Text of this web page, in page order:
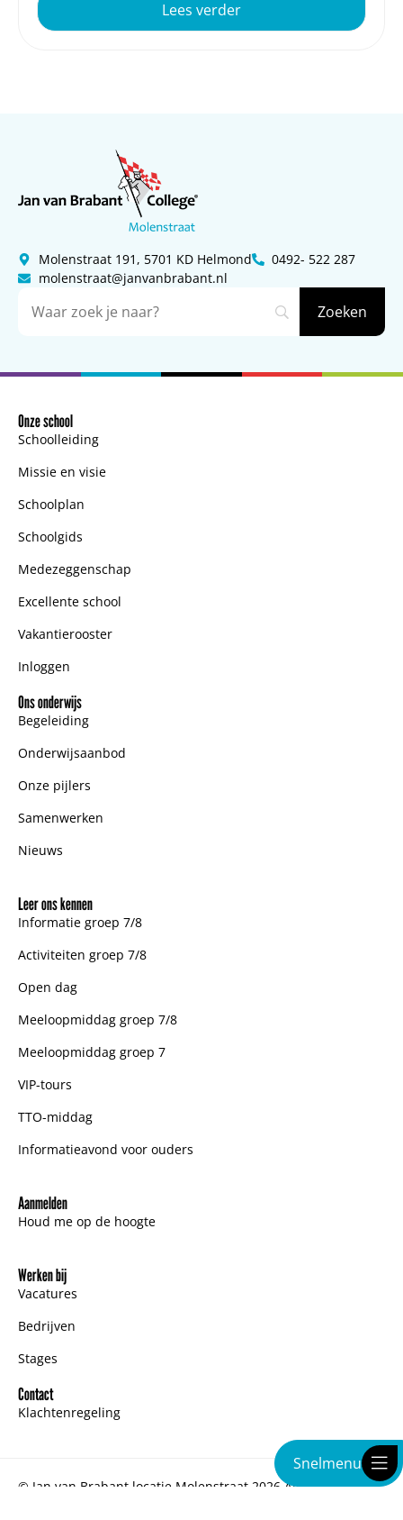
Lees verder
Molenstraat 191, 5701 KD Helmond
0492- 522 287
molenstraat@janvanbrabant.nl
Onze school
Schoolleiding
Missie en visie
Schoolplan
Schoolgids
Medezeggenschap
Excellente school
Vakantierooster
Inloggen
Ons onderwijs
Begeleiding
Onderwijsaanbod
Onze pijlers
Samenwerken
Nieuws
Leer ons kennen
Informatie groep 7/8
Activiteiten groep 7/8
Open dag
Meeloopmiddag groep 7/8
Meeloopmiddag groep 7
VIP-tours
TTO-middag
Informatieavond voor ouders
Aanmelden
Houd me op de hoogte
Werken bij
Vacatures
Bedrijven
Stages
Contact
Klachtenregeling
© Jan van Brabant locatie Molenstraat 2026 All Rights
Snelmenu